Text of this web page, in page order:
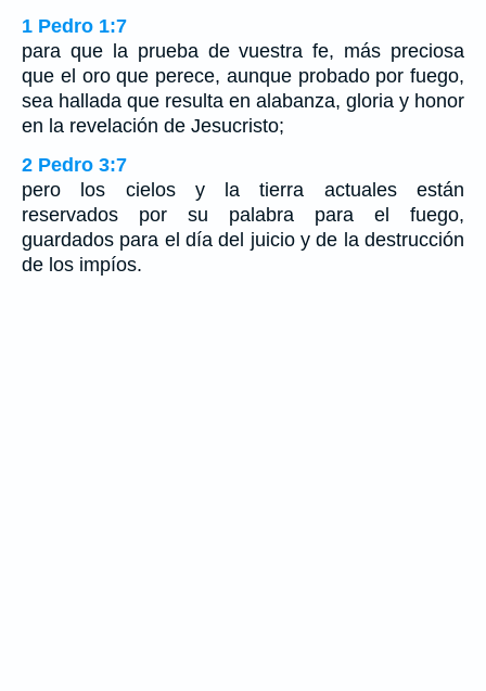
1 Pedro 1:7
para que la prueba de vuestra fe, más preciosa
que el oro que perece, aunque probado por fuego,
sea hallada que resulta en alabanza, gloria y honor
en la revelación de Jesucristo;
2 Pedro 3:7
pero los cielos y la tierra actuales están
reservados por su palabra para el fuego,
guardados para el día del juicio y de la destrucción
de los impíos.